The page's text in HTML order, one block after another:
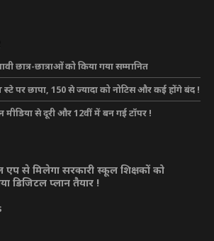
छात्र-छात्राओं को किया गया सम्मानित
पर छापा, 150 से ज्यादा को नोटिस और कई होंगे बंद !
मीडिया से दूरी और 12वीं में बन गई टॉपर !
एप से मिलेगा सरकारी स्कूल शिक्षकों को
डिजिटल प्लान तैयार !